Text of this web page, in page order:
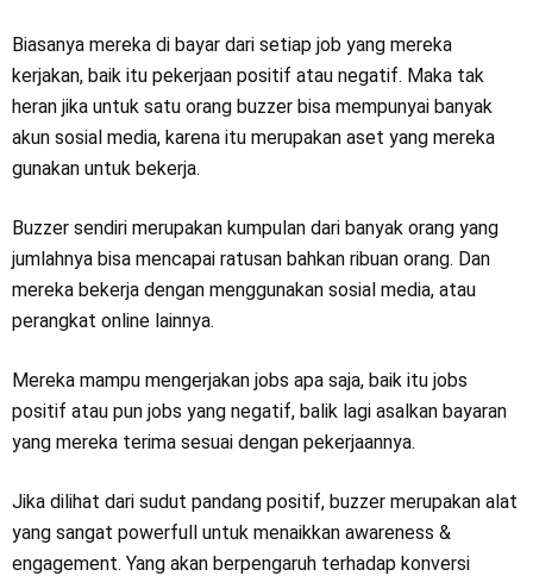
Biasanya mereka di bayar dari setiap job yang mereka
kerjakan, baik itu pekerjaan positif atau negatif. Maka tak
heran jika untuk satu orang buzzer bisa mempunyai banyak
akun sosial media, karena itu merupakan aset yang mereka
gunakan untuk bekerja.
Buzzer sendiri merupakan kumpulan dari banyak orang yang
jumlahnya bisa mencapai ratusan bahkan ribuan orang. Dan
mereka bekerja dengan menggunakan sosial media, atau
perangkat online lainnya.
Mereka mampu mengerjakan jobs apa saja, baik itu jobs
positif atau pun jobs yang negatif, balik lagi asalkan bayaran
yang mereka terima sesuai dengan pekerjaannya.
Jika dilihat dari sudut pandang positif, buzzer merupakan alat
yang sangat powerfull untuk menaikkan awareness &
engagement. Yang akan berpengaruh terhadap konversi